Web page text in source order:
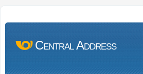
Central Address